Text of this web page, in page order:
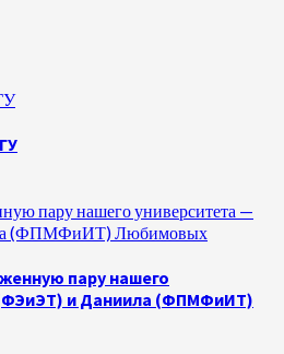
пару нашего университета —
(ФПМФиИТ) Любимовых
пару нашего
и Даниила (ФПМФиИТ)